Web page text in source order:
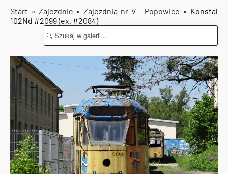
Start » Zajezdnie »Zajezdnia nr V - Popowice » Konstal
102Nd #2099 (ex. #2084)